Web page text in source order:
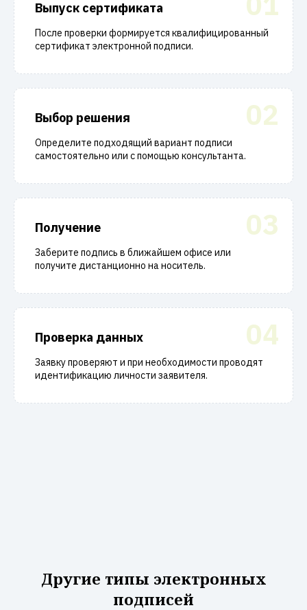
Выпуск сертификата
После проверки формируется квалифицированный
сертификат электронной подписи.
02
Выбор решения
Определите подходящий вариант подписи
самостоятельно или с помощью консультанта.
03
Получение
Заберите подпись в ближайшем офисе или
получите дистанционно на носитель.
04
Проверка данных
Заявку проверяют и при необходимости проводят
идентификацию личности заявителя.
Другие типы электронных
подписей